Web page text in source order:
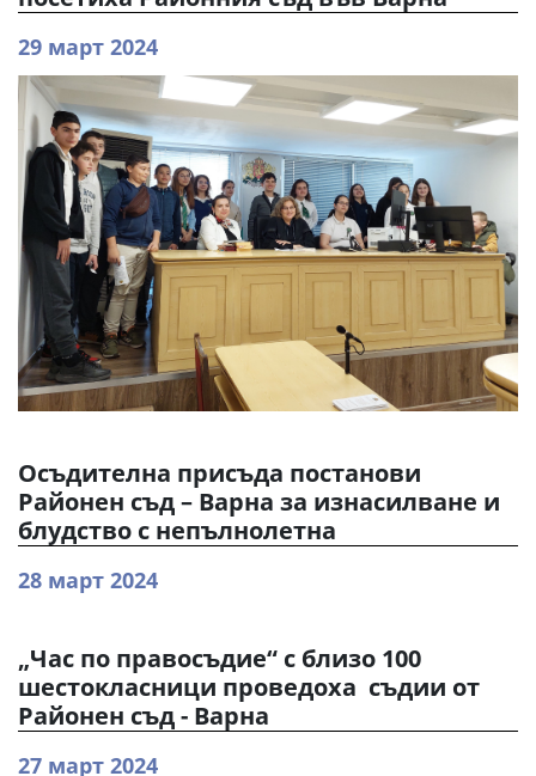
29 март 2024
Осъдителна присъда постанови
Районен съд – Варна за изнасилване и
блудство с непълнолетна
28 март 2024
„Час по правосъдие“ с близо 100
шестокласници проведоха съдии от
Районен съд - Варна
27 март 2024